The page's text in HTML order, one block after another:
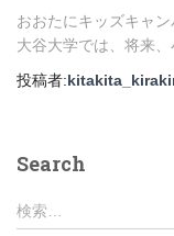
おおたにキッズキャ
大谷大学では、将来
投稿者:
Search
検
索
検索…